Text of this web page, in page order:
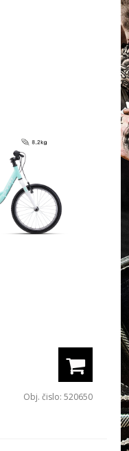
Obj. čislo: 520650